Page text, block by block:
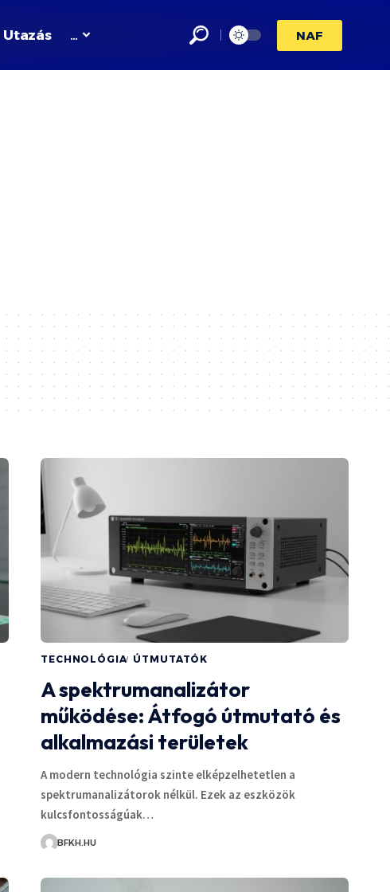
Utazás … NAF
TECHNOLÓGIA ÚTMUTATÓK
A spektrumanalizátor
működése: Átfogó útmutató és
alkalmazási területek
A modern technológia szinte elképzelhetetlen a
spektrumanalizátorok nélkül. Ezek az eszközök
kulcsfontosságúak…
BFKH.HU